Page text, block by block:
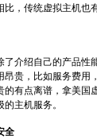
，传统虚拟主机也
介绍自己的产品性
昂贵，比如服务费用
有点离谱，拿美国
主机服务。
全